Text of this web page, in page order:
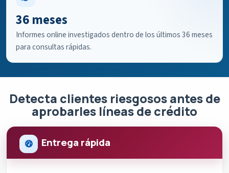
36 meses
Informes online investigados dentro de los últimos 36 meses
para consultas rápidas.
Detecta clientes riesgosos antes de
aprobarles líneas de crédito
Entrega rápida